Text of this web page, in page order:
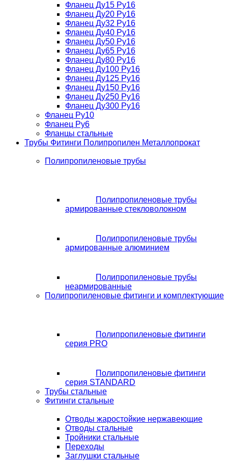
Фланец Ду15 Ру16
Фланец Ду20 Ру16
Фланец Ду32 Ру16
Фланец Ду40 Ру16
Фланец Ду50 Ру16
Фланец Ду65 Ру16
Фланец Ду80 Ру16
Фланец Ду100 Ру16
Фланец Ду125 Ру16
Фланец Ду150 Ру16
Фланец Ду250 Ру16
Фланец Ду300 Ру16
Фланец Ру10
Фланец Ру6
Фланцы стальные
Трубы Фитинги Полипропилен Металлопрокат
Полипропиленовые трубы
Полипропиленовые трубы
армированные стекловолокном
Полипропиленовые трубы
армированные алюминием
Полипропиленовые трубы
неармированные
Полипропиленовые фитинги и комплектующие
Полипропиленовые фитинги
серия PRO
Полипропиленовые фитинги
серия STANDARD
Трубы стальные
Фитинги стальные
Отводы жаростойкие нержавеющие
Отводы стальные
Тройники стальные
Переходы
Заглушки стальные